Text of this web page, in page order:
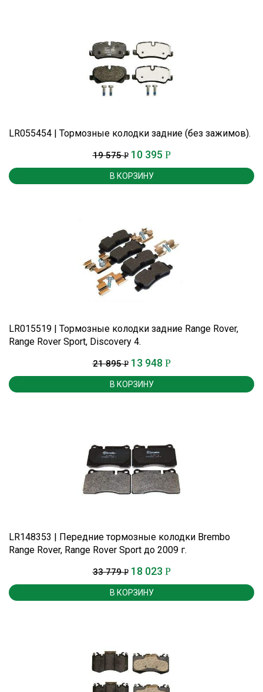
LR055454 | Тормозные колодки задние (без зажимов).
19 575Р 10 395 Р
В КОРЗИНУ
LR015519 | Тормозные колодки задние Range Rover,
Range Rover Sport, Discovery 4.
21 895Р 13 948 Р
В КОРЗИНУ
LR148353 | Передние тормозные колодки Brembo
Range Rover, Range Rover Sport до 2009 г.
33 779Р 18 023 Р
В КОРЗИНУ